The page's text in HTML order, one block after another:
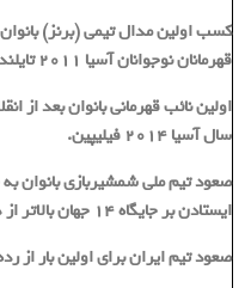
کسب اولین مدال تيمى (برنز)
قهرمانان نوجوانان آسيا 2011 تایلند.
سال آسيا 2014 فيليپين.
ايستادن بر جايگاه ١٤ جهان بالاتر از هنگ كنگ، قزاقستان، لهستان و …
صعود تيم ايران براى اولين بار از رده ١٣ به ٦ آسيا در سال